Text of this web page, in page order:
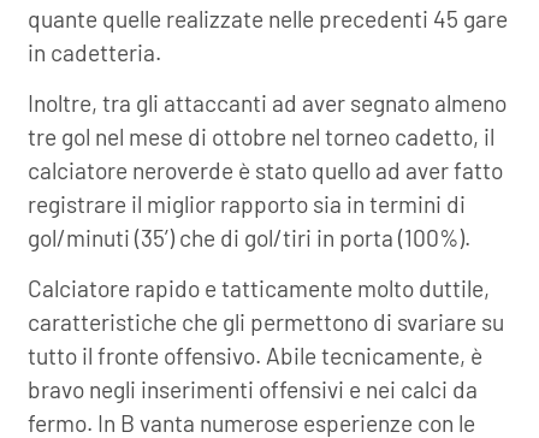
quante quelle realizzate nelle precedenti 45 gare
in cadetteria.
Inoltre, tra gli attaccanti ad aver segnato almeno
tre gol nel mese di ottobre nel torneo cadetto, il
calciatore neroverde è stato quello ad aver fatto
registrare il miglior rapporto sia in termini di
gol/minuti (35’) che di gol/tiri in porta (100%).
Calciatore rapido e tatticamente molto duttile,
caratteristiche che gli permettono di svariare su
tutto il fronte offensivo. Abile tecnicamente, è
bravo negli inserimenti offensivi e nei calci da
fermo. In B vanta numerose esperienze con le